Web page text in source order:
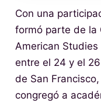
Con una
formó parte de la
American
entre el 24 y el
de San
congregó a